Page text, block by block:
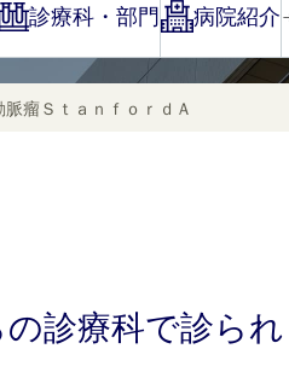
診療科・部門 病院紹介
瘤ＳｔａｎｆｏｒｄＡ
の診療科で診ら